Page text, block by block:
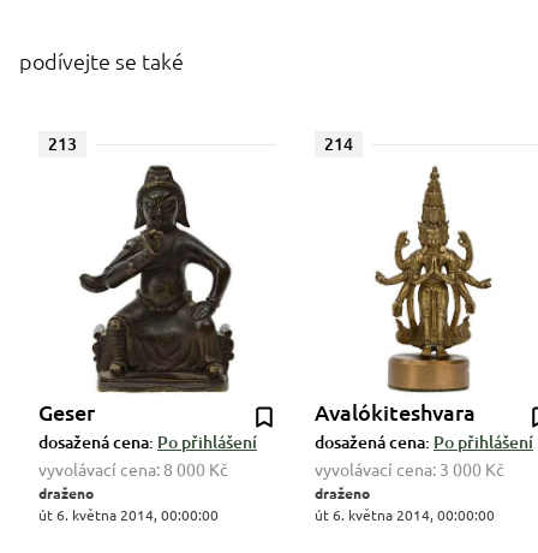
podívejte se také
213
Geser
dosažená cena: Po přihlášení
vyvolávací cena: 8 000 Kč
draženo
út 6. května 2014, 00:00:00
214
Avalókiteshvara
dosažená cena: Po přihlášení
vyvolávací cena: 3 000 Kč
draženo
út 6. května 2014, 00:00:00